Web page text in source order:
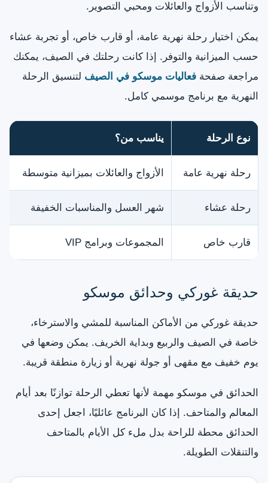
وتناسب الأزواج والعائلات ومحبي التصوير.
يمكن اختيار رحلة نهرية عامة، أو قارب خاص، أو تجربة عشاء
حسب الميزانية والتوفر. إذا كانت رحلتك في الصيف، يمكنك
مراجعة صفحة فعاليات موسكو في الصيف لتنسيق الرحلة
النهرية مع برنامج موسمي كامل.
نوع الرحلة يناسب من؟
رحلة نهرية عامة الأزواج والعائلات بميزانية متوسطة
رحلة عشاء شهر العسل والمناسبات الخفيفة
قارب خاص المجموعات وبرامج VIP
حديقة غوركي وحدائق موسكو
حديقة غوركي من الأماكن المناسبة للمشي والاسترخاء،
خاصة في الصيف والربيع وبداية الخريف. يمكن وضعها في
يوم خفيف مع مقهى أو جولة نهرية أو زيارة منطقة قريبة.
الحدائق في موسكو مهمة لأنها تعطي الرحلة توازنًا بعد أيام
المعالم والمتاحف. إذا كان البرنامج عائليًا، اجعل إحدى
الحدائق محطة للراحة بدل ملء كل الأيام بالمتاحف
والتنقلات الطويلة.